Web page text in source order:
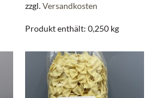
zzgl.Versandkosten
Produkt enthält: 0,250 kg